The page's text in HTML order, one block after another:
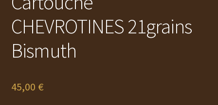
CHEVROTINES 21grains
Bismuth
45,00 €